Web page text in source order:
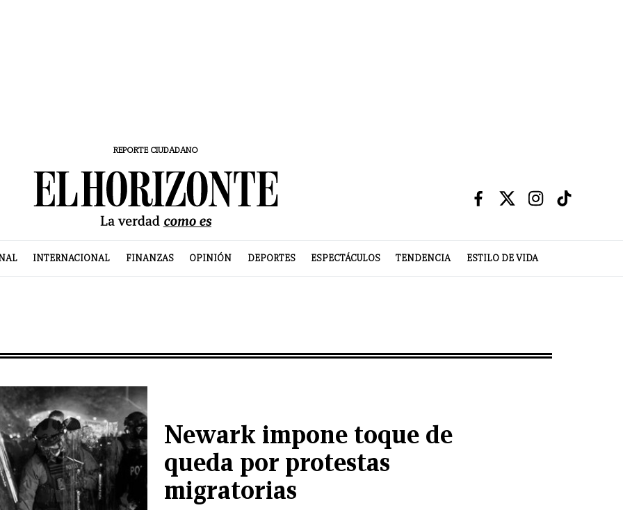
REPORTE CIUDADANO
INTERNACIONAL FINANZAS OPINIÓN DEPORTES ESPECTÁCULOS TENDENCIA ESTILO DE VIDA
Newark impone toque de
queda por protestas
migratorias